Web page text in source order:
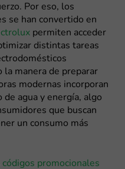
Por eso, los
se han convertido en
permiten acceder
distintas tareas
manera de preparar
modernas incorporan
de agua y energía, algo
que buscan
un consumo más
códigos promocionales